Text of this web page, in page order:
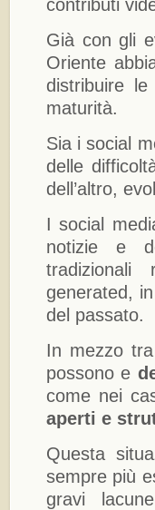
contributi
Già con gli
Oriente
distribuire
maturità.
Sia i social
delle
dell’altro,
I social
notizie e
generated,
del passato.
In mezzo
possono e
come nei
aperti e
Questa
sempre più
gravi